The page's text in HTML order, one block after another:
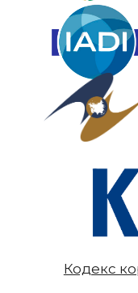
Кодекс